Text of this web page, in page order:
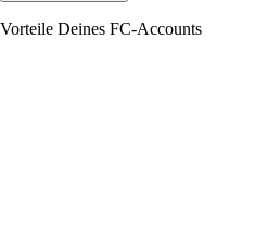
Vorteile Deines FC-Accounts